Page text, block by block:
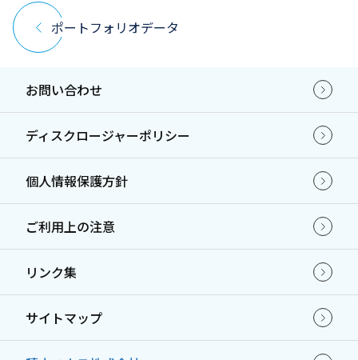
ポートフォリオデータ
お問い合わせ
ディスクロージャーポリシー
個人情報保護方針
ご利用上の注意
リンク集
サイトマップ